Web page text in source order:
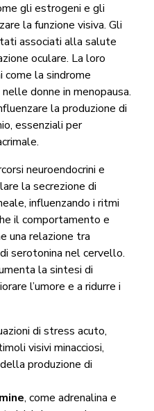
gli estrogeni e gli
la funzione visiva. Gli
associati alla salute
oculare. La loro
come la sindrome
donne in menopausa.
la produzione di
essenziali per
neuroendocrini e
la secrezione di
influenzando i ritmi
il comportamento e
una relazione tra
serotonina nel cervello.
la sintesi di
l’umore e a ridurre i
di stress acuto,
visivi minacciosi,
produzione di
, come adrenalina e